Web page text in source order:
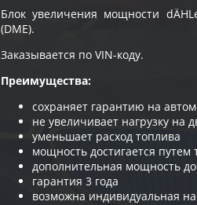
Блок увеличения мощности
(DME).
Заказывается по VIN-коду.
Преимущества:
сохраняет гарантию на
не увеличивает нагрузку на
уменьшает расход топлива
мощность достигается
дополнительная мощность
гарантия 3 года
возможна индивидуальная